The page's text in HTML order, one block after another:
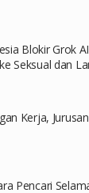
Blokir Grok
Seksual dan
Kerja,
Pencari